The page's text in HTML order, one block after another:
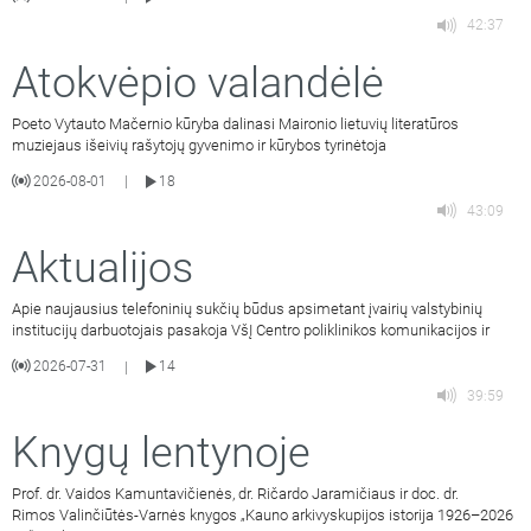
42:37
Atokvėpio valandėlė
Poeto Vytauto Mačernio kūryba dalinasi Maironio lietuvių literatūros
muziejaus išeivių rašytojų gyvenimo ir kūrybos tyrinėtoja
2026-08-01
18
43:09
Aktualijos
Apie naujausius telefoninių sukčių būdus apsimetant įvairių valstybinių
institucijų darbuotojais pasakoja VšĮ Centro poliklinikos komunikacijos ir
2026-07-31 |
14
39:59
Knygų lentynoje
Prof. dr. Vaidos Kamuntavičienės, dr. Ričardo Jaramičiaus ir doc. dr.
Rimos Valinčiūtės-Varnės knygos „Kauno arkivyskupijos istorija 1926–2026